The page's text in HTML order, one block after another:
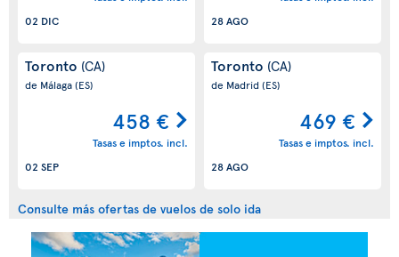
02 DIC
28 AGO
Toronto (CA)
de Málaga(ES)
458 €
Tasas e imptos. incl.
02 SEP
Toronto (CA)
de Madrid(ES)
469 €
Tasas e imptos. incl.
28 AGO
Consulte más ofertas de vuelos de solo ida